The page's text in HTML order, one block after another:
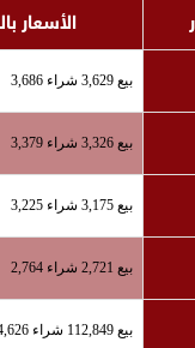
الأسعار
بيع 3,629 شراء 3,686
بيع 3,326 شراء 3,379
بيع 3,175 شراء 3,225
بيع 2,721 شراء 2,764
بيع 112,849 شراء 114,626